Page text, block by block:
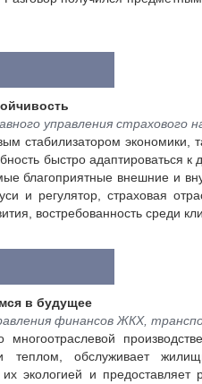
управления страхового
стабилизатором экономики,
быстро
благоприятные внешние и
и регулятор, страховая
востребованность среди
в будущее
финансов ЖКХ,
обслуживает
их экологией и